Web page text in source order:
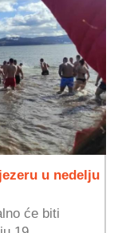
u nedelju
će biti